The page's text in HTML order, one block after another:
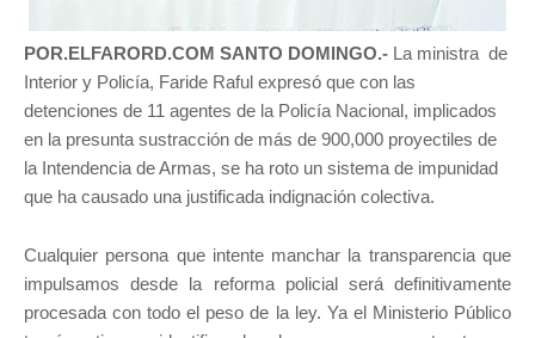
POR.ELFARORD.COM SANTO DOMINGO.- La ministra de
Interior y Policía, Faride Raful expresó que con las
detenciones de 11 agentes de la Policía Nacional, implicados
en la presunta sustracción de más de 900,000 proyectiles de
la Intendencia de Armas, se ha roto un sistema de impunidad
que ha causado una justificada indignación colectiva.
Cualquier persona que intente manchar la transparencia que
impulsamos desde la reforma policial será definitivamente
procesada con todo el peso de la ley. Ya el Ministerio Público